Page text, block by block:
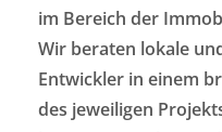
im Bereich der
Wir beraten lokale
Entwickler in einem
des jeweiligen